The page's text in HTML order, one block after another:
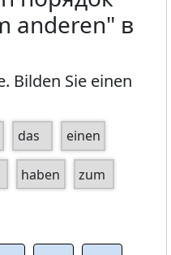
anderen" в
Bilden Sie einen
das einen
haben zum